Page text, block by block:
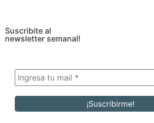
Suscribite al
newsletter semanal!